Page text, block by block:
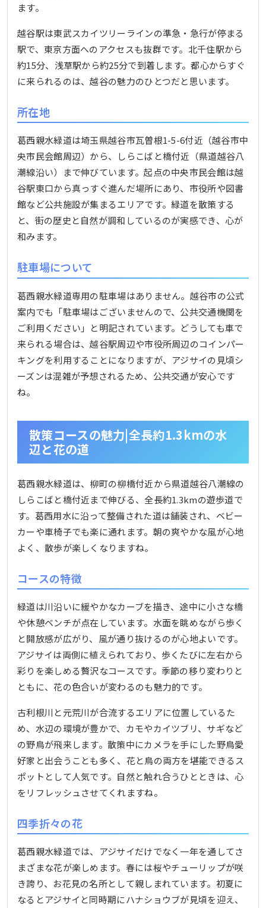
ます。
越谷駅は東武スカイツリーラインの準急・急行が停まる
駅で、東京方面へのアクセスも抜群です。北千住駅から
約15分、浅草駅から約25分で到着します。都心からすぐ
に来られるのは、越谷の魅力のひとつだと思います。
所在地
葛西親水緑道は埼玉県越谷市瓦曽根1-5-6付近（越谷市中
央市民会館周辺）から、しらこばと橋付近（県道越谷八
潮線沿い）まで伸びています。起点の中央市民会館は越
谷駅東口から真っすぐ進んだ場所にあり、市役所や図書
館など公共施設が集まるエリアです。緑道を散策する
と、街の歴史と自然が調和しているのが実感でき、心が
和みます。
駐車場について
葛西親水緑道専用の駐車場はありません。越谷市の公式
案内でも「駐車場はございませんので、公共交通機関を
ご利用ください」と明記されています。どうしても車で
来られる場合は、越谷駅周辺や市役所周辺のコインパー
キングを利用することになりますが、アジサイの見頃シ
ーズンは混雑が予想されるため、公共交通が安心です
ね。
散策コースの魅力|全長約1.3kmの水
辺と花の道
葛西親水緑道は、柳町の柳橋付近から県道越谷八潮線の
しらこばと橋付近まで伸びる、全長約1.3kmの遊歩道で
す。葛西用水に沿って整備された道は舗装され、ベビー
カーや車椅子でも楽に通れます。朝の爽やかな風が心地
よく、散歩が楽しくなりますね。
コースの特徴
緑道は川沿いに緩やかなカーブを描き、途中に小さな橋
や休憩ベンチが点在しています。水面を眺めながら歩く
と開放感が広がり、風が通り抜けるのが心地よいです。
アジサイは両側に植えられており、歩くたびに左右から
彩りを楽しめる贅沢なコースです。季節の移り変わりと
ともに、花の色合いが変わるのも魅力的です。
古利根川と元荒川が合流するエリアに位置しているた
め、水辺の環境が豊かで、カモやカイツブリ、サギなど
の野鳥が飛来します。散策中にカメラを手にした野鳥愛
好家と出会うことも多く、花と鳥の両方を堪能できるス
ポットとして人気です。自然と触れ合うひとときは、心
をリフレッシュさせてくれますね。
四季折々の花
葛西親水緑道では、アジサイだけでなく一年を通してさ
まざまな花が楽しめます。春には桜やチューリップが咲
き誇り、お花見の名所として親しまれています。初夏に
なるとアジサイと同時期にハナショウブが見頃を迎え、